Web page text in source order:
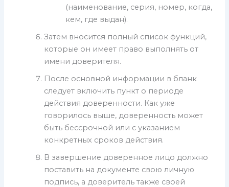
(наименование, серия, номер, когда,
кем, где выдан).
Затем вносится полный список функций,
которые он имеет право выполнять от
имени доверителя.
После основной информации в бланк
следует включить пункт о периоде
действия доверенности. Как уже
говорилось выше, доверенность может
быть бессрочной или с указанием
конкретных сроков действия.
В завершение доверенное лицо должно
поставить на документе свою личную
подпись, а доверитель также своей